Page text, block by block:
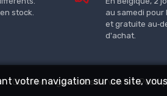
stock.
au samedi
et gratuite
d'achat.
Conditions générales de vente-
votre navigation sur ce site,